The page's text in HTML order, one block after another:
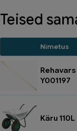
Teised
Nimetus
Y001197
Käru